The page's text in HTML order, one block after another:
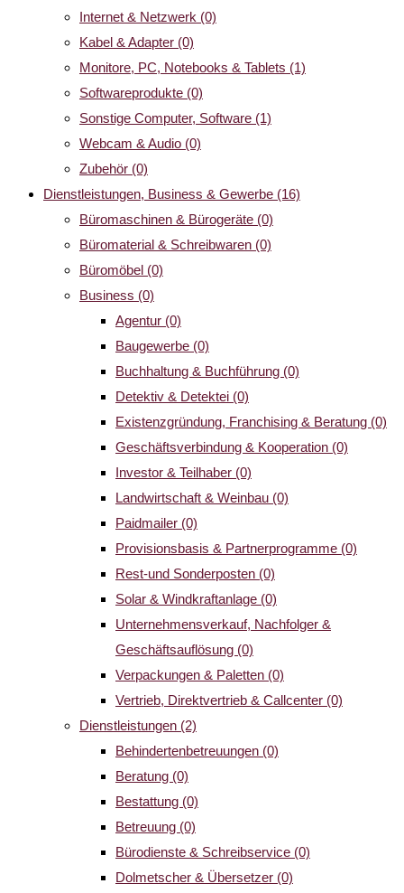
Internet & Netzwerk (0)
Kabel & Adapter (0)
Monitore, PC, Notebooks & Tablets (1)
Softwareprodukte (0)
Sonstige Computer, Software (1)
Webcam & Audio (0)
Zubehör (0)
Dienstleistungen, Business & Gewerbe (16)
Büromaschinen & Bürogeräte (0)
Büromaterial & Schreibwaren (0)
Büromöbel (0)
Business (0)
Agentur (0)
Baugewerbe (0)
Buchhaltung & Buchführung (0)
Detektiv & Detektei (0)
Existenzgründung, Franchising & Beratung (0)
Geschäftsverbindung & Kooperation (0)
Investor & Teilhaber (0)
Landwirtschaft & Weinbau (0)
Paidmailer (0)
Provisionsbasis & Partnerprogramme (0)
Rest-und Sonderposten (0)
Solar & Windkraftanlage (0)
Unternehmensverkauf, Nachfolger &
Geschäftsauflösung (0)
Verpackungen & Paletten (0)
Vertrieb, Direktvertrieb & Callcenter (0)
Dienstleistungen (2)
Behindertenbetreuungen (0)
Beratung (0)
Bestattung (0)
Betreuung (0)
Bürodienste & Schreibservice (0)
Dolmetscher & Übersetzer (0)